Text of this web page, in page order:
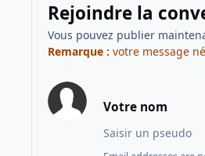
Rejoindre la
Vous pouvez publier
Remarque : votre message
Votre nom